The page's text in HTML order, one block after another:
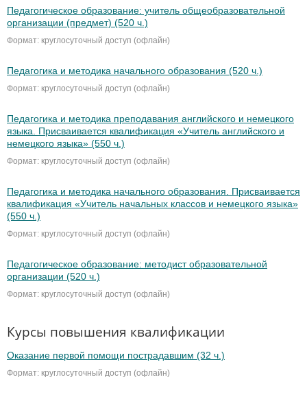
Педагогическое образование: учитель общеобразовательной
организации (предмет) (520 ч.)
Формат: круглосуточный доступ (офлайн)
Педагогика и методика начального образования (520 ч.)
Формат: круглосуточный доступ (офлайн)
Педагогика и методика преподавания английского и немецкого
языка. Присваивается квалификация «Учитель английского и
немецкого языка» (550 ч.)
Формат: круглосуточный доступ (офлайн)
Педагогика и методика начального образования. Присваивается
квалификация «Учитель начальных классов и немецкого языка»
(550 ч.)
Формат: круглосуточный доступ (офлайн)
Педагогическое образование: методист образовательной
организации (520 ч.)
Формат: круглосуточный доступ (офлайн)
Курсы повышения квалификации
Оказание первой помощи пострадавшим (32 ч.)
Формат: круглосуточный доступ (офлайн)